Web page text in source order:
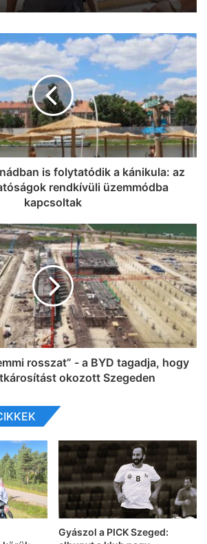
is folytatódik a kánikula: az
rendkívüli üzemmódba
kapcsoltak
rosszat” - a BYD tagadja, hogy
okozott Szegeden
Gyászol a PICK Szeged: